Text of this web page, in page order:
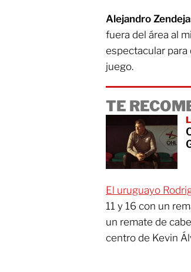
Alejandro
fuera del área al
espectacular para
juego.
TE
El uruguayo
11 y 16 con un
un remate de
centro de Kevin